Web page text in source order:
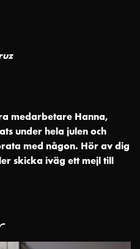
medarbetare Hanna,
under hela julen och
med någon. Hör av dig
skicka iväg ett mejl till